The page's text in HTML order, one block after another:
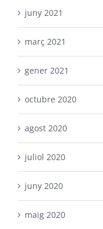
juny 2021
març 2021
gener 2021
octubre 2020
agost 2020
juliol 2020
juny 2020
maig 2020